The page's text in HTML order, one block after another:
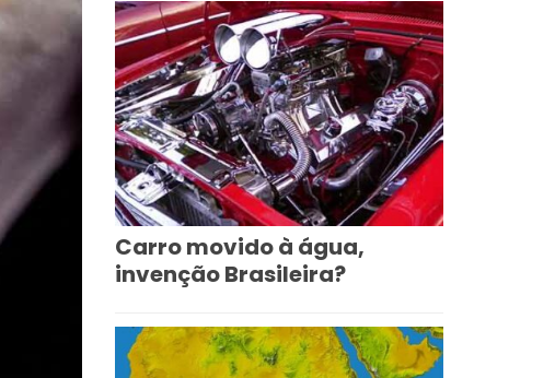
Carro movido à água,
invenção Brasileira?